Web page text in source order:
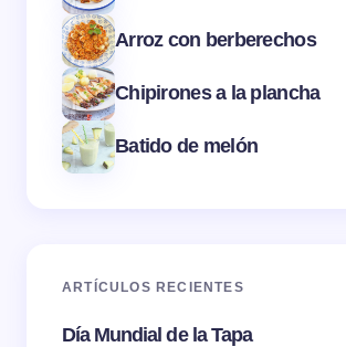
Arroz con berberechos
Chipirones a la plancha
Batido de melón
ARTÍCULOS RECIENTES
Día Mundial de la Tapa